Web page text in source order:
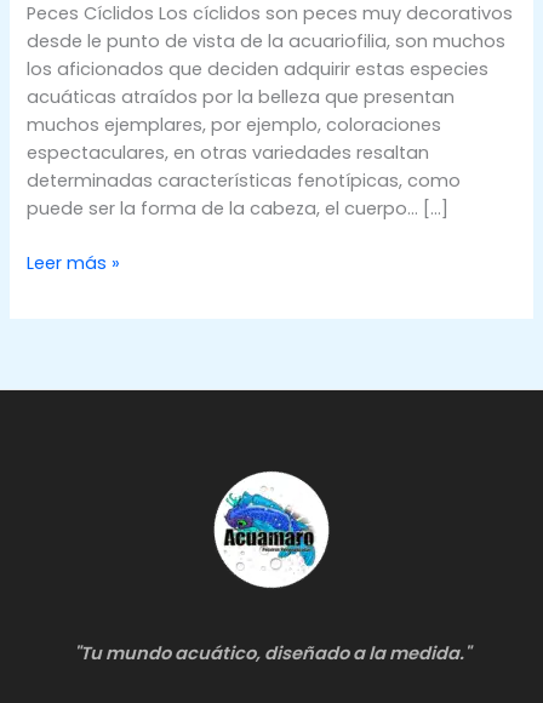
Peces Cíclidos Los cíclidos son peces muy decorativos
desde le punto de vista de la acuariofilia, son muchos
los aficionados que deciden adquirir estas especies
acuáticas atraídos por la belleza que presentan
muchos ejemplares, por ejemplo, coloraciones
espectaculares, en otras variedades resaltan
determinadas características fenotípicas, como
puede ser la forma de la cabeza, el cuerpo… […]
Peces
Leer más »
"Tu mundo acuático, diseñado a la medida."